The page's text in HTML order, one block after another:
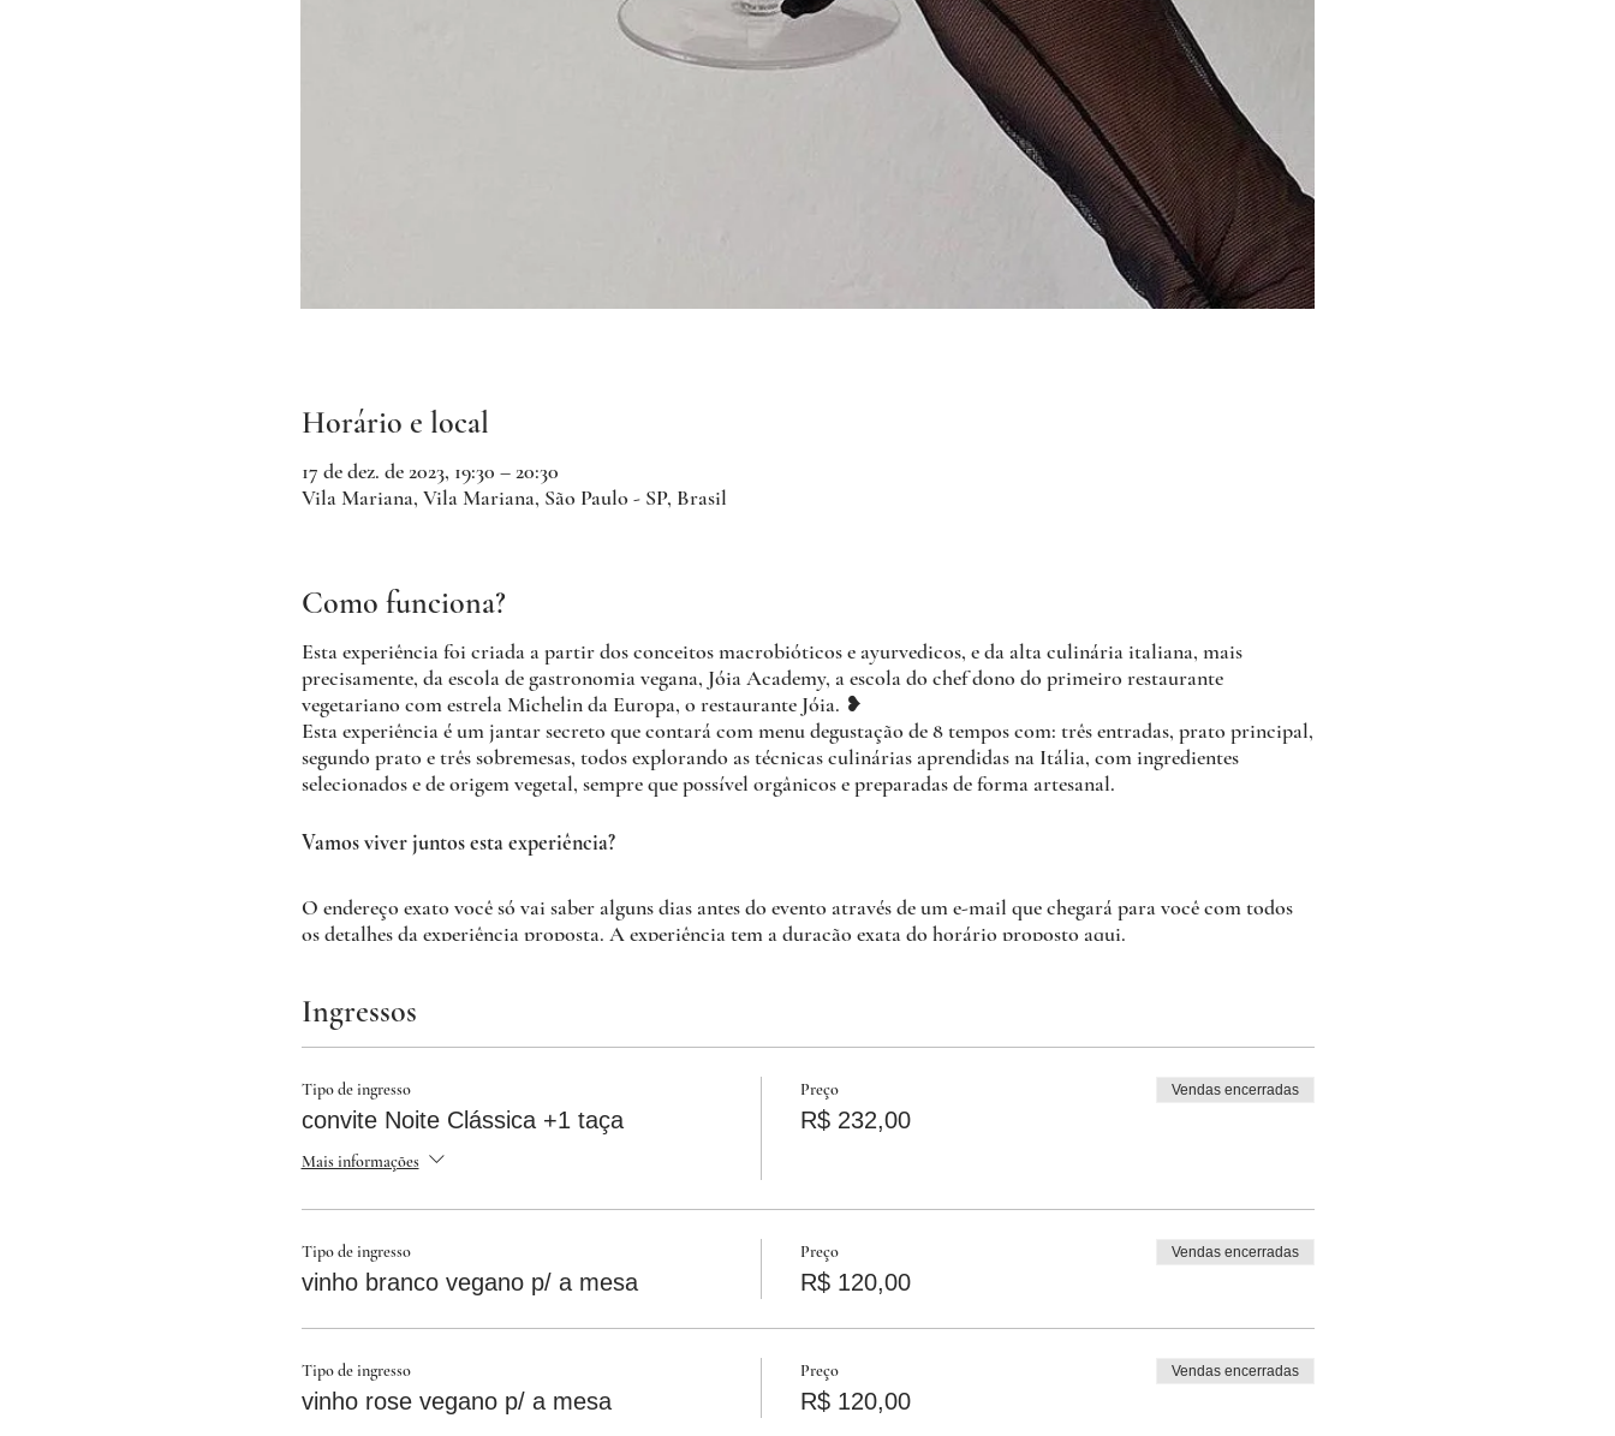
Horário e local
17 de dez. de 2023, 19:30 – 20:30
Vila Mariana, Vila Mariana, São Paulo - SP, Brasil
Como funciona?
Esta experiência foi criada a partir dos conceitos macrobióticos e ayurvedicos, e da alta culinária italiana, mais
precisamente, da escola de gastronomia vegana, Jóia Academy, a escola do chef dono do primeiro restaurante
vegetariano com estrela Michelin da Europa, o restaurante Jóia. ❥
Esta experiência é um jantar secreto que contará com menu degustação de 8 tempos com: três entradas, prato principal,
segundo prato e três sobremesas, todos explorando as técnicas culinárias aprendidas na Itália, com ingredientes
selecionados e de origem vegetal, sempre que possível orgânicos e preparadas de forma artesanal.
Vamos viver juntos esta experiência?
O endereço exato você só vai saber alguns dias antes do evento através de um e-mail que chegará para você com todos
os detalhes da experiência proposta. A experiência tem a duração exata do horário proposto aqui.
❀ prato principal
❀ segundo prato
❀ três sobremesas
Os convites incluem o menu degustação e bebidas sem alcool.
Se possível, opte por pagamentos via pix. ♥
Ingressos
Tipo de ingresso
convite Noite Clássica +1 taça
Mais informações
Preço
R$ 232,00
Vendas encerradas
Tipo de ingresso
vinho branco vegano p/ a mesa
Preço
R$ 120,00
Vendas encerradas
Tipo de ingresso
vinho rose vegano p/ a mesa
Preço
R$ 120,00
Vendas encerradas